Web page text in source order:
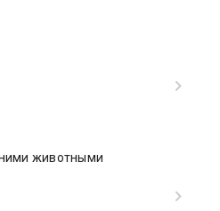
животными